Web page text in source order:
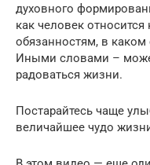
духовного
как человек
обязанностям, в
Иными словами –
радоваться жизни.
Постарайтесь чаще
величайшее чудо